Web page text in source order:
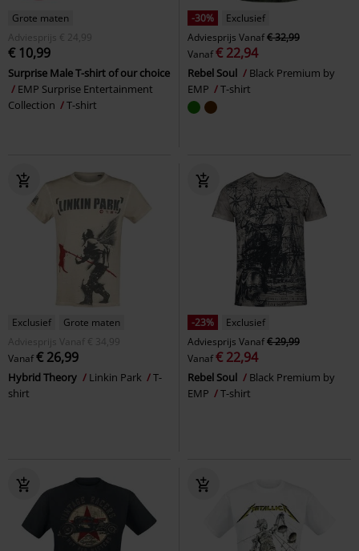
Grote maten
Adviesprijs
€ 24,99
€ 10,99
Surprise Male T-shirt of our choice
EMP Surprise Entertainment
Collection
T-shirt
-30%
Exclusief
Adviesprijs Vanaf€ 32,99
Vanaf€ 22,94
Rebel Soul
Black Premium by
EMP
T-shirt
Exclusief
Grote maten
Adviesprijs
Vanaf € 34,99
Vanaf€ 26,99
Hybrid Theory Linkin Park
T-
shirt
-23%
Exclusief
Adviesprijs Vanaf€ 29,99
Vanaf€ 22,94
Rebel Soul
Black Premium by
EMP
T-shirt